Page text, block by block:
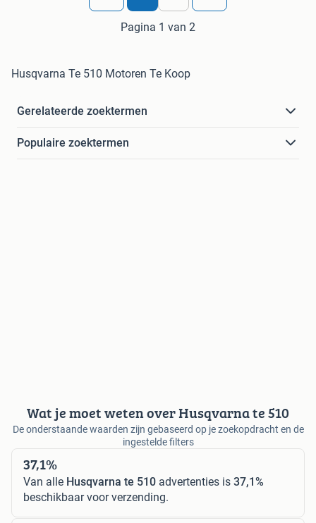
Pagina 1 van 2
Husqvarna Te 510 Motoren Te Koop
Gerelateerde zoektermen
Populaire zoektermen
Wat je moet weten over Husqvarna te 510
De onderstaande waarden zijn gebaseerd op je zoekopdracht en de
ingestelde filters
37,1%
Van alle Husqvarna te 510 advertenties is 37,1%
beschikbaar voor verzending.